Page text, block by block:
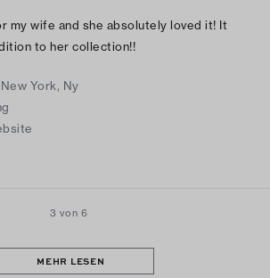
my wife and she absolutely loved it! It
to her collection!!
New York, Ny
3 von 6
MEHR LESEN